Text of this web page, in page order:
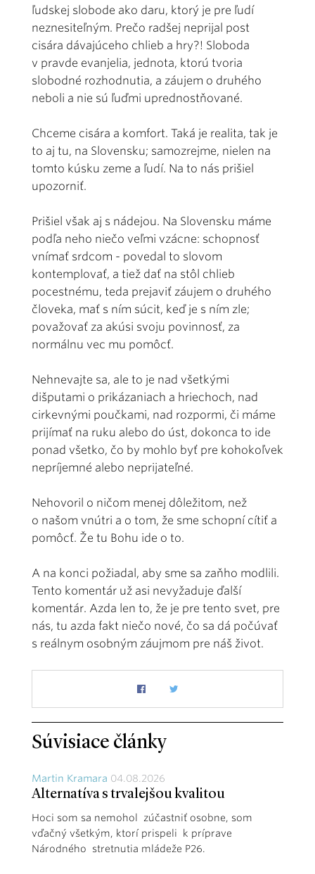
ľudskej slobode ako daru, ktorý je pre ľudí
neznesiteľným. Prečo radšej neprijal post
cisára dávajúceho chlieb a hry?! Sloboda
v pravde evanjelia, jednota, ktorú tvoria
slobodné rozhodnutia, a záujem o druhého
neboli a nie sú ľuďmi uprednostňované.
Chceme cisára a komfort. Taká je realita, tak je
to aj tu, na Slovensku; samozrejme, nielen na
tomto kúsku zeme a ľudí. Na to nás prišiel
upozorniť.
Prišiel však aj s nádejou. Na Slovensku máme
podľa neho niečo veľmi vzácne: schopnosť
vnímať srdcom - povedal to slovom
kontemplovať, a tiež dať na stôl chlieb
pocestnému, teda prejaviť záujem o druhého
človeka, mať s ním súcit, keď je s ním zle;
považovať za akúsi svoju povinnosť, za
normálnu vec mu pomôcť.
Nehnevajte sa, ale to je nad všetkými
dišputami o prikázaniach a hriechoch, nad
cirkevnými poučkami, nad rozpormi, či máme
prijímať na ruku alebo do úst, dokonca to ide
ponad všetko, čo by mohlo byť pre kohokoľvek
nepríjemné alebo neprijateľné.
Nehovoril o ničom menej dôležitom, než
o našom vnútri a o tom, že sme schopní cítiť a
pomôcť. Že tu Bohu ide o to.
A na konci požiadal, aby sme sa zaňho modlili.
Tento komentár už asi nevyžaduje ďalší
komentár. Azda len to, že je pre tento svet, pre
nás, tu azda fakt niečo nové, čo sa dá počúvať
s reálnym osobným záujmom pre náš život.
Súvisiace články
Martin Kramara 04.08.2026
Alternatíva s trvalejšou kvalitou
Hoci som sa nemohol zúčastniť osobne, som
vďačný všetkým, ktorí prispeli k príprave
Národného stretnutia mládeže P26.